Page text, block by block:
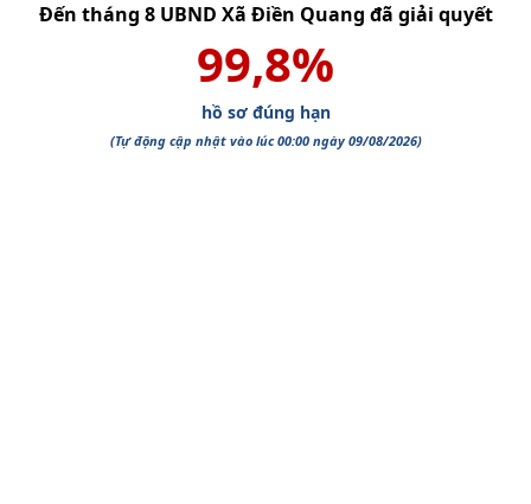
Đến tháng 8 UBND Xã Điền Quang đã giải quyết
99,8%
hồ sơ đúng hạn
(Tự động cập nhật vào lúc 00:00 ngày 09/08/2026)